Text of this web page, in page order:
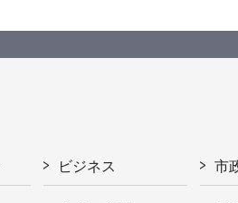
ビジネス 市